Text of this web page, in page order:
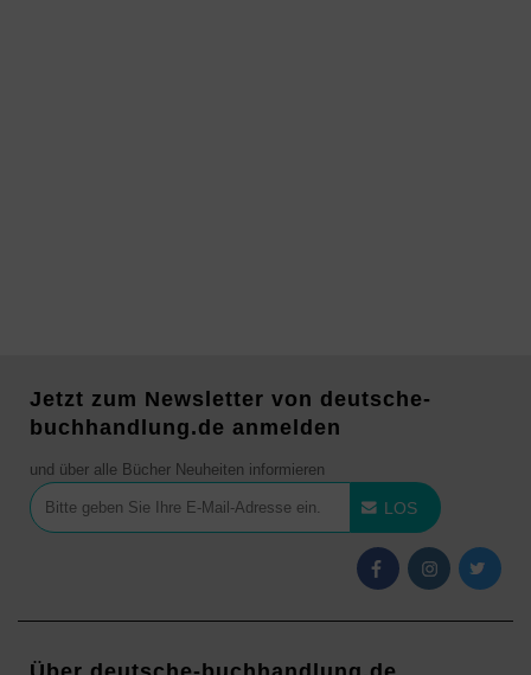
Jetzt zum Newsletter von deutsche-
buchhandlung.de anmelden
und über alle Bücher Neuheiten informieren
LOS